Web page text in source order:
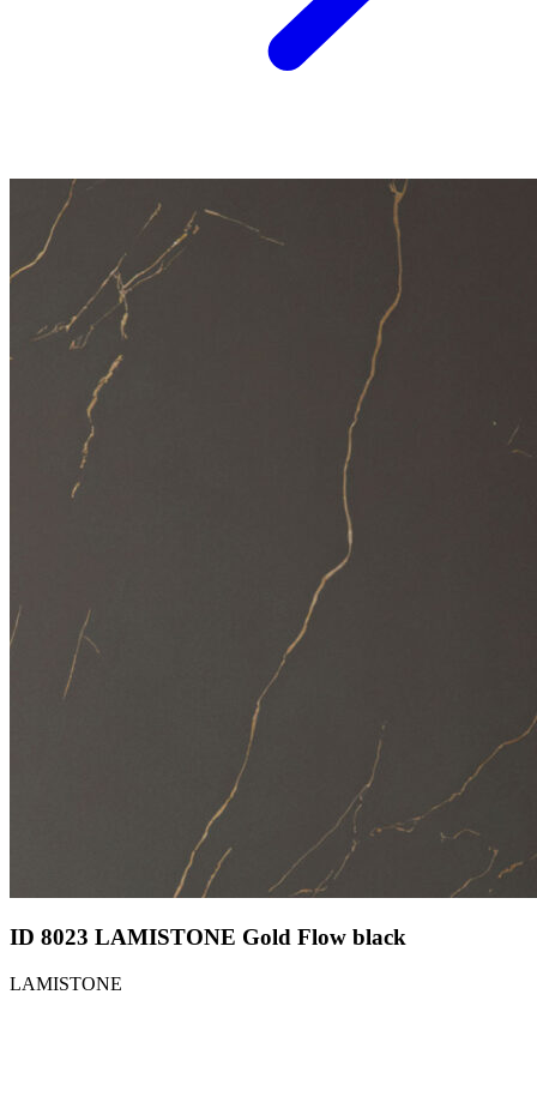
ID 8023 LAMISTONE Gold Flow black
LAMISTONE